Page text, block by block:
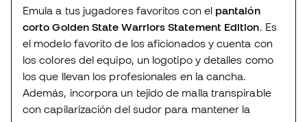
Emula a tus jugadores favoritos con el pantalón
corto Golden State Warriors Statement Edition. Es
el modelo favorito de los aficionados y cuenta con
los colores del equipo, un logotipo y detalles como
los que llevan los profesionales en la cancha.
Además, incorpora un tejido de malla transpirable
con capilarización del sudor para mantener la